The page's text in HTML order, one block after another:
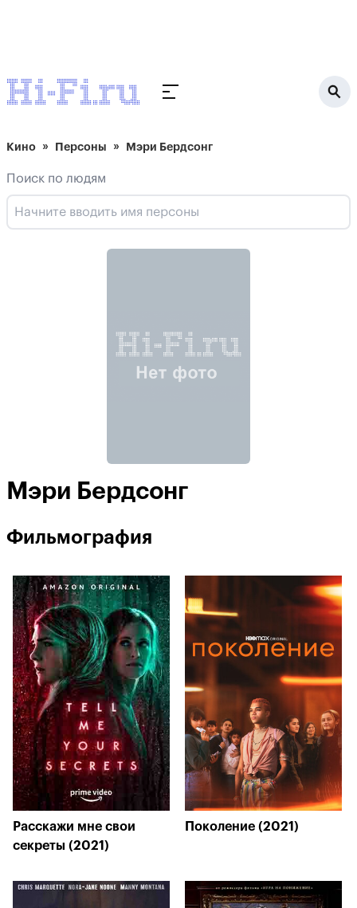
Кино Персоны Мэри Бердсонг
Поиск по людям
Мэри Бердсонг
Фильмография
Расскажи мне свои
секреты (2021)
Поколение (2021)